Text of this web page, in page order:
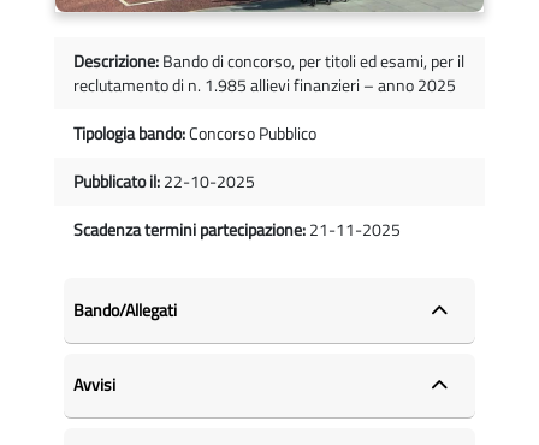
Descrizione:Bando di concorso, per titoli ed esami, per il
reclutamento di n. 1.985 allievi finanzieri – anno 2025
Tipologia bando:Concorso Pubblico
Pubblicato il:22-10-2025
Scadenza termini partecipazione:21-11-2025
Bando/Allegati
Avvisi